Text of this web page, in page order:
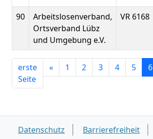
90
Arbeitslosenverband,
Ortsverband Lübz
und Umgebung e.V.
VR 6168
erste
Seite
« 1 2 3 4 5 6
Datenschutz Barrierefreiheit